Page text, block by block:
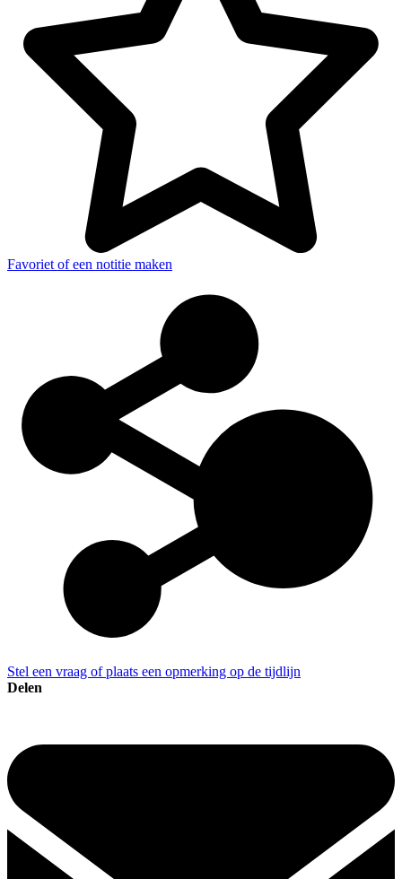
Favoriet of een notitie maken
Stel een vraag of plaats een opmerking op de tijdlijn
Delen